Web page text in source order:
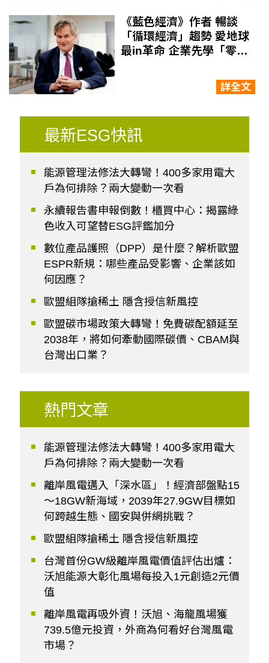
《藍色經濟》作者 暢談
「循環經濟」趨勢 愛地球
最in革命 企業先學「零廢
詳全文
最新ESG快訊
能源管理法修法大轉彎！400多家用電大
戶為何排除？兩大變動一次看
永續報告書申報倒數！櫃買中心：揭露綠
色收入可望替ESG評鑑加分
數位產品護照（DPP）是什麼？解析歐盟
ESPR新規：哪些產品受影響、企業該如
何因應？
歐盟組隊搶稀土 隱含授信新風控
歐盟碳市場政策大轉彎！免費碳配額延至
2038年，將如何牽動國際碳價、CBAM與
台灣出口業？
熱門文章
能源管理法修法大轉彎！400多家用電大
戶為何排除？兩大變動一次看
離岸風電邁入「深水區」！經濟部盤點15
～18GW新海域，2039年27.9GW目標如
何跨越生態、國安與併網挑戰？
歐盟組隊搶稀土 隱含授信新風控
台灣首份GW級離岸風電價值評估出爐：
沃旭能源大彰化風場每投入1元創造2元價
值
離岸風電再吸外資！沃旭、海龍風場獲
739.5億元投資，外商為何看好台灣風電
市場？